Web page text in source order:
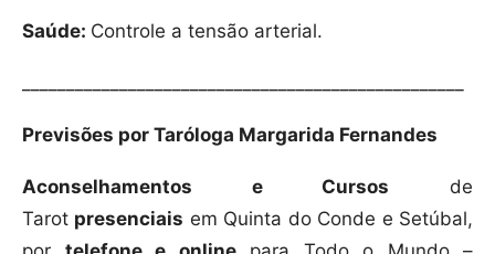
Saúde: Controle a tensão arterial.
Previsões por Taróloga Margarida Fernandes
Aconselhamentos e Cursos de
Tarot presenciais em Quinta do Conde e Setúbal,